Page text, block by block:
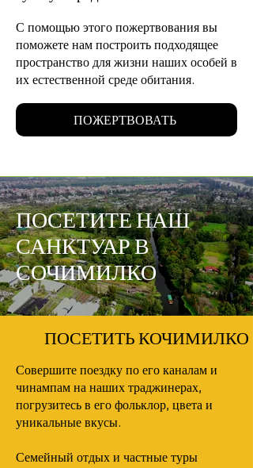
С помощью этого пожертвования вы
поможете нам построить подходящее
пространство для жизни наших особей в
их естественной среде обитания.
ПОЖЕРТВОВАТЬ
ПОСЕТИТЕ НАШ
САНКТУАР В
СОЧИМИЛКО
ПОСЕТИТЬ КОЧИМИЛКО
Совершите поездку по его каналам и
чинампам на наших траджинерах,
погрузитесь в его фольклор, цвета и
уникальные вкусы.
Семейный отдых и частные туры